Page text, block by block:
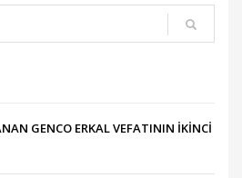
GENCO ERKAL VEFATININ İKİNCİ